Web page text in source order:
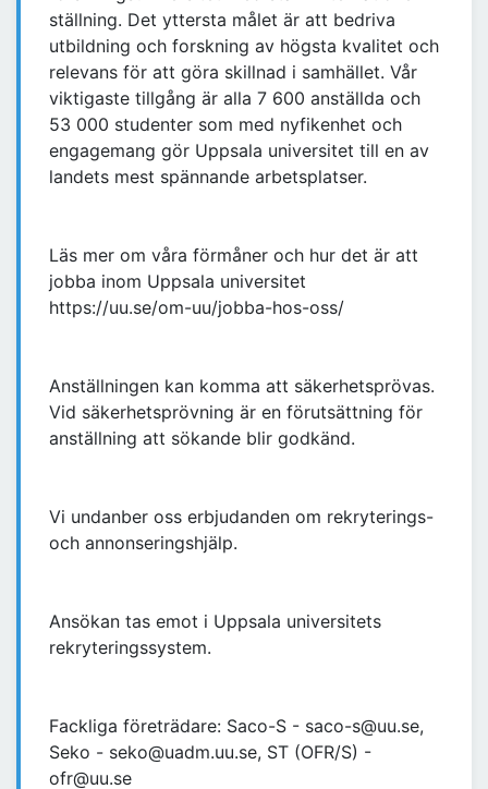
ställning. Det yttersta målet är att bedriva
utbildning och forskning av högsta kvalitet och
relevans för att göra skillnad i samhället. Vår
viktigaste tillgång är alla 7 600 anställda och
53 000 studenter som med nyfikenhet och
engagemang gör Uppsala universitet till en av
landets mest spännande arbetsplatser.
Läs mer om våra förmåner och hur det är att
jobba inom Uppsala universitet
https://uu.se/om-uu/jobba-hos-oss/
Anställningen kan komma att säkerhetsprövas.
Vid säkerhetsprövning är en förutsättning för
anställning att sökande blir godkänd.
Vi undanber oss erbjudanden om rekryterings-
och annonseringshjälp.
Ansökan tas emot i Uppsala universitets
rekryteringssystem.
Fackliga företrädare: Saco-S - saco-s@uu.se,
Seko - seko@uadm.uu.se, ST (OFR/S) -
ofr@uu.se